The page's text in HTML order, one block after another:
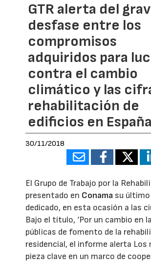
GTR alerta del
desfase entre los
compromisos
adquiridos para
contra el cambio
climático y las
rehabilitación de
edificios en España
30/11/2018
El Grupo de Trabajo por la
presentado en Conama su
dedicado, en esta ocasión a las
Bajo el título, ‘Por un cambio en
públicas de fomento de la
residencial, el informe alerta Los
pieza clave en un marco de